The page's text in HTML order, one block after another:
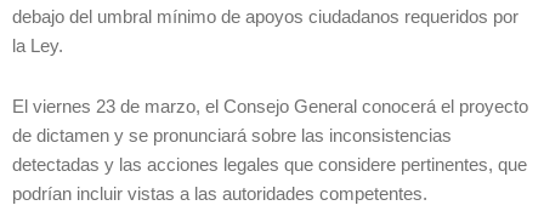
debajo del umbral mínimo de apoyos ciudadanos requeridos por
la Ley.
El viernes 23 de marzo, el Consejo General conocerá el proyecto
de dictamen y se pronunciará sobre las inconsistencias
detectadas y las acciones legales que considere pertinentes, que
podrían incluir vistas a las autoridades competentes.